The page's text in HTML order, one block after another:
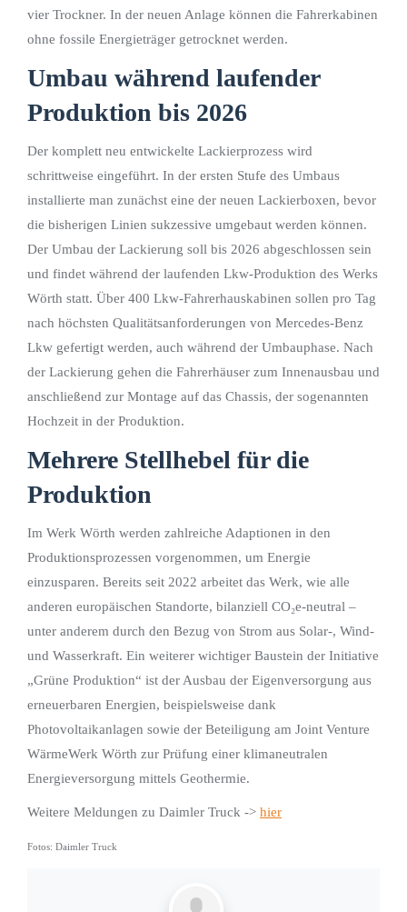
vier Trockner. In der neuen Anlage können die Fahrerkabinen
ohne fossile Energieträger getrocknet werden.
Umbau während laufender
Produktion bis 2026
Der komplett neu entwickelte Lackierprozess wird
schrittweise eingeführt. In der ersten Stufe des Umbaus
installierte man zunächst eine der neuen Lackierboxen, bevor
die bisherigen Linien sukzessive umgebaut werden können.
Der Umbau der Lackierung soll bis 2026 abgeschlossen sein
und findet während der laufenden Lkw-Produktion des Werks
Wörth statt. Über 400 Lkw-Fahrerhauskabinen sollen pro Tag
nach höchsten Qualitätsanforderungen von Mercedes-Benz
Lkw gefertigt werden, auch während der Umbauphase. Nach
der Lackierung gehen die Fahrerhäuser zum Innenausbau und
anschließend zur Montage auf das Chassis, der sogenannten
Hochzeit in der Produktion.
Mehrere Stellhebel für die
Produktion
Im Werk Wörth werden zahlreiche Adaptionen in den
Produktionsprozessen vorgenommen, um Energie
einzusparen. Bereits seit 2022 arbeitet das Werk, wie alle
anderen europäischen Standorte, bilanziell CO₂e-neutral –
unter anderem durch den Bezug von Strom aus Solar-, Wind-
und Wasserkraft. Ein weiterer wichtiger Baustein der Initiative
„Grüne Produktion“ ist der Ausbau der Eigenversorgung aus
erneuerbaren Energien, beispielsweise dank
Photovoltaikanlagen sowie der Beteiligung am Joint Venture
WärmeWerk Wörth zur Prüfung einer klimaneutralen
Energieversorgung mittels Geothermie.
Weitere Meldungen zu Daimler Truck -> hier
Fotos: Daimler Truck